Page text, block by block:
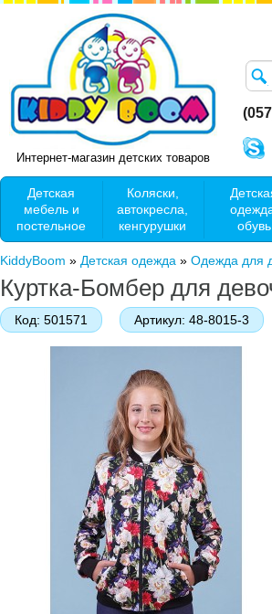
Интернет-магазин детских товаров
Детская
мебель и
постельное
Коляски,
автокресла,
кенгурушки
обувь
KiddyBoom » Детская одежда » Одежда для
Куртка-Бомбер для
Код: 501571 Артикул: 48-8015-3